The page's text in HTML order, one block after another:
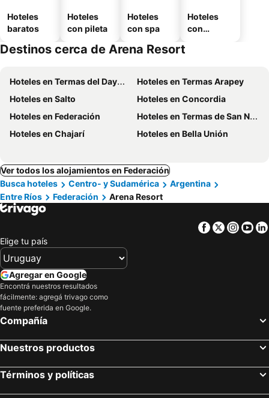
Hoteles
baratos
Hoteles
con pileta
Hoteles
con spa
Hoteles
con
Destinos cerca de Arena Resort
Hoteles en Termas del Dayman
Hoteles en Termas Arapey
Hoteles en Salto
Hoteles en Concordia
Hoteles en Federación
Hoteles en Termas de San Nicanor
Hoteles en Chajarí
Hoteles en Bella Unión
Ver todos los alojamientos en Federación
Busca hoteles
Centro- y Sudamérica
Argentina
Entre Ríos
Federación Arena Resort
Facebook
Twitter
Elige tu país
Agregar en Google
Encontrá nuestros resultados
fácilmente: agregá trivago como
fuente preferida en Google.
Compañía
Nuestros productos
Términos y políticas